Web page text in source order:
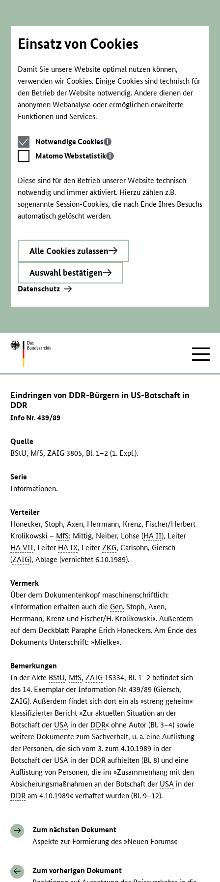
Einsatz von Cookies
Damit Sie unsere Website optimal nutzen können,
verwenden wir Cookies. Einige Cookies sind technisch für
den Betrieb der Website notwendig. Andere dienen der
anonymen Webanalyse oder ermöglichen erweiterte
Funktionen und Services.
Notwendige
Cookies
Notwendige Cookies
Matomo
Webstatistik
Matomo Webstatistik
Diese sind für den Betrieb unserer Website technisch
notwendig und immer aktiviert. Hierzu zählen z.B.
sogenannte Session-Cookies, die nach Ende Ihres Besuchs
automatisch gelöscht werden.
Alle Cookies zulassen
Auswahl bestätigen
Datenschutz
Zur
Eindringen von DDR-Bürgern in US-Botschaft in
DDR
Info Nr. 439/89
Quelle
BStU, MfS,ZAIG 3805, Bl. 1–2 (1. Expl.).
Serie
Informationen.
Verteiler
Honecker, Stoph, Axen, Herrmann, Krenz, Fischer/Herbert
Krolikowski – MfS: Mittig, Neiber, Lohse (HA II), Leiter
HA VII, Leiter HA IX, LeiterZKG, Carlsohn, Giersch
(ZAIG), Ablage (vernichtet 6.10.1989).
Vermerk
Über dem Dokumentenkopf maschinenschriftlich:
»Information erhalten auch die Gen. Stoph, Axen,
Herrmann, Krenz und Fischer/H. Krolikowski«. Außerdem
auf dem Deckblatt Paraphe Erich Honeckers. Am Ende des
Dokuments Unterschrift: »Mielke«.
Bemerkungen
In der Akte BStU, MfS,ZAIG 15334, Bl. 1–2 befindet sich
das 14. Exemplar der Information Nr. 439/89 (Giersch,
ZAIG). Außerdem findet sich dort ein als »streng geheim«
klassifizierter Bericht »Zur aktuellen Situation an der
Botschaft der USA in der DDR« ohne Autor (Bl. 3–4) sowie
weitere Dokumente zum Sachverhalt, u. a. eine Auflistung
der Personen, die sich vom 3. zum 4.10.1989 in der
Botschaft der USA in der DDR aufhielten (Bl. 8) und eine
Auflistung von Personen, die im »Zusammenhang mit den
Absicherungsmaßnahmen an der Botschaft der USA in der
DDR am 4.10.1989« verhaftet wurden (Bl. 9–12).
Zum nächsten Dokument
Aspekte zur Formierung des »Neuen Forums«
Zum vorherigen Dokument